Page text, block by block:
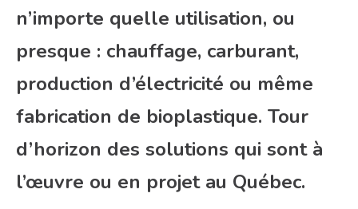
n’importe quelle utilisation, ou
presque : chauffage, carburant,
production d’électricité ou même
fabrication de bioplastique. Tour
d’horizon des solutions qui sont à
l’œuvre ou en projet au Québec.